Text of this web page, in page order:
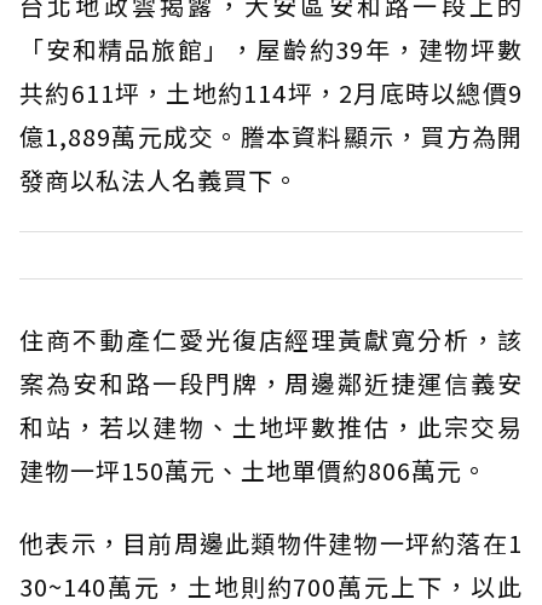
「安和精品旅館」，屋齡約39年，建物坪數
共約611坪，土地約114坪，2月底時以總價9
億1,889萬元成交。謄本資料顯示，買方為開
發商以私法人名義買下。
住商不動產仁愛光復店經理黃獻寬分析，該
案為安和路一段門牌，周邊鄰近捷運信義安
和站，若以建物、土地坪數推估，此宗交易
建物一坪150萬元、土地單價約806萬元。
他表示，目前周邊此類物件建物一坪約落在1
30~140萬元，土地則約700萬元上下，以此